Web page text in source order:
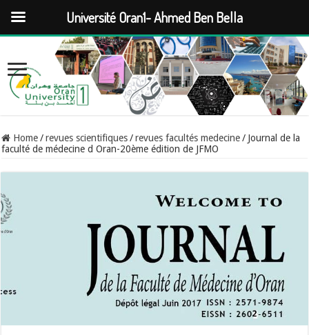
Home / revues scientifiques / revues facultés medecine / Journal de la
faculté de médecine d Oran-20ème édition de JFMO
Université Oran1- Ahmed Ben Bella